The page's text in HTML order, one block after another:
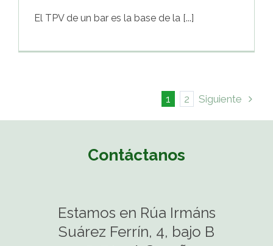
El TPV de un bar es la base de la [...]
1 2 Siguiente
Contáctanos
Estamos en Rúa Irmáns
Suárez Ferrín, 4, bajo B